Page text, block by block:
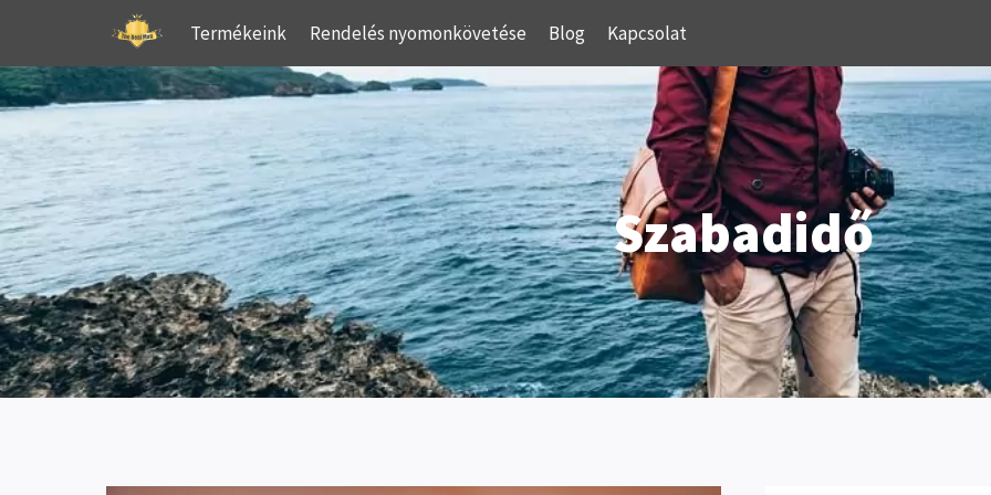
content
Termékeink Rendelés nyomonkövetése Blog Kapcsolat
Szabadidő